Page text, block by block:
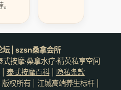
坛 | szsn桑拿会所
按摩·桑拿水疗·精英私享空间
| 泰式按摩百科|
隐私条款
权所有 | 江城高端养生标杆 |